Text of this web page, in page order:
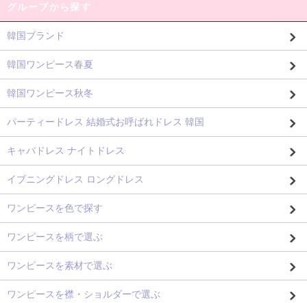
グループから探す
韓国ブランド
韓国ワンピース春夏
韓国ワンピース秋冬
パーティードレス 結婚式お呼ばれドレス 韓国
キャバドレス ナイトドレス
イブニングドレス ロングドレス
ワンピースを色で探す
ワンピースを柄で選ぶ
ワンピースを素材で選ぶ
ワンピースを襟・ショルダーで選ぶ